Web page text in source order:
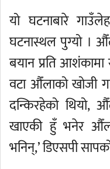
यो घटनाबारे
घटनास्थल पुग्यो ।
बयान प्रति आशंकामा
वटा औँलाको खोजी
दन्किरहेको थियो,
खाएकी हुँ भनेर
भनिन्,’ डिएसपी